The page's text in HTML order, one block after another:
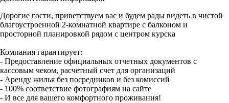
Дорогие гости, приветствуем вас и будем рады видеть в чистой
благоустроенной 2-комнатной квартире с балконом и
просторной планировкой рядом с центром курска
Компания гарантирует:
- Предоставление официальных отчетных документов с
кассовым чеком, расчетный счет для организаций
- Аренду жилья без посредников и без комиссий
- 100% соответствие фотографиям на сайте
- И все для вашего комфортного проживания!